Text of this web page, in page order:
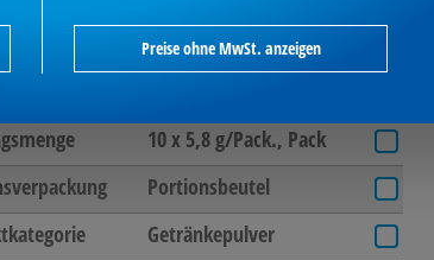
Waldmeister
10 x 5,8 g/Pack., Pack
Portionsbeutel
Getränkepulver
Preise ohne MwSt. anzeigen